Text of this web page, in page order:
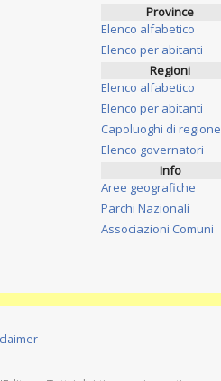
Province
Elenco alfabetico
Elenco per abitanti
Regioni
Elenco alfabetico
Elenco per abitanti
Capoluoghi di regione
Elenco governatori
Info
Aree geografiche
Parchi Nazionali
Associazioni Comuni